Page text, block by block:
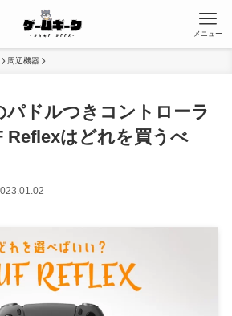
メニュー
周辺機器
パドルつきコントローラ
Reflexはどれを買うべ